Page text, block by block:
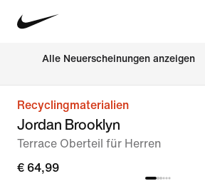
Alle Neuerscheinungen anzeigen
Recyclingmaterialien
Jordan Brooklyn
Terrace Oberteil für Herren
€ 64,99